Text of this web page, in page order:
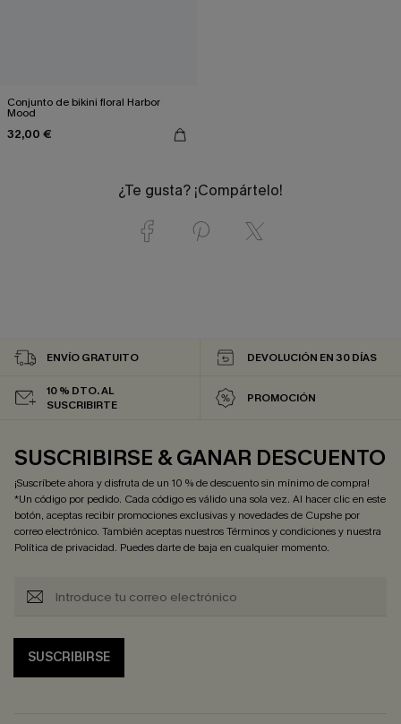
Conjunto de bikini floral Harbor
Mood
32,00 €
¿Te gusta? ¡Compártelo!
ENVÍO GRATUITO DEVOLUCIÓN EN 30 DÍAS
10 % DTO. AL
SUSCRIBIRTE
PROMOCIÓN
SUSCRIBIRSE & GANAR DESCUENTO
¡Suscríbete ahora y disfruta de un 10 % de descuento sin mínimo de compra!
*Un código por pedido. Cada código es válido una sola vez. Al hacer clic en este
botón, aceptas recibir promociones exclusivas y novedades de Cupshe por
correo electrónico. También aceptas nuestrosTérminos y condicionesy nuestra
Política de privacidad. Puedes darte de baja en cualquier momento.
SUSCRIBIRSE